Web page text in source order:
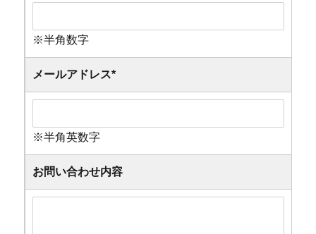
※半角数字
メールアドレス*
※半角英数字
お問い合わせ内容